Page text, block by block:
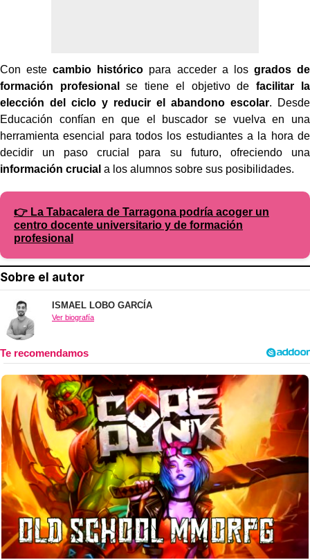
Con estecambio histórico para acceder a losgrados de
formación profesional
se tiene el objetivo de facilitar la
elección del ciclo y reducir el abandono escolar. Desde
Educación confían en que el buscador se vuelva en una
herramienta esencial para todos los estudiantes a la hora de
decidir un paso crucial para su futuro, ofreciendo una
información crucial a los alumnos sobre sus posibilidades.
👉 La Tabacalera de Tarragona podría acoger un
centro docente universitario y de formación
profesional
Sobre el autor
ISMAEL LOBO GARCÍA
Ver biografía